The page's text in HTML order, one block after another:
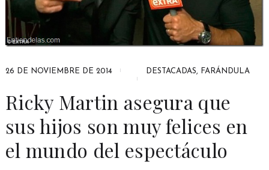
26 DE NOVIEMBRE DE 2014 DESTACADAS, FARÁNDULA
Ricky Martin asegura que
sus hijos son muy felices en
el mundo del espectáculo